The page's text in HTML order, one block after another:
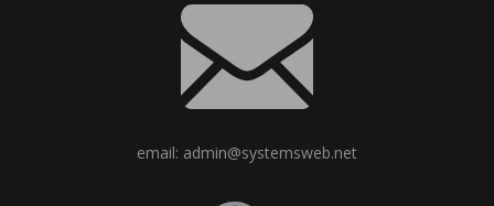
email: admin@systemsweb.net